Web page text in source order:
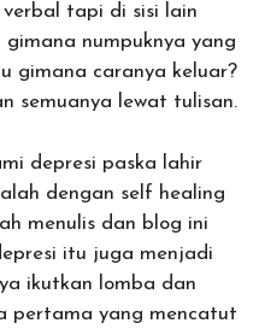
verbal tapi di sisi lain
numpuknya yang
gimana caranya keluar?
semuanya lewat tulisan.
depresi paska lahir
dengan self healing
menulis dan blog ini
itu juga menjadi
ikutkan lomba dan
pertama yang mencatut